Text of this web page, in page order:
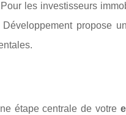
les investisseurs
propose
étape centrale de votre